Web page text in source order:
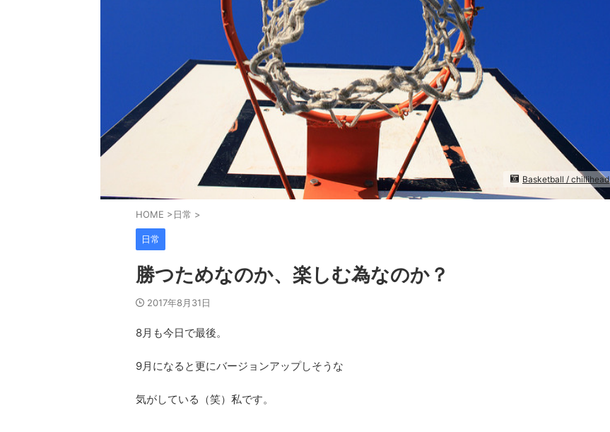
Basketball / chillihead
HOME >日常 >
日常
勝つためなのか、楽しむ為なのか？
2017年8月31日
8月も今日で最後。
9月になると更にバージョンアップしそうな
気がしている（笑）私です。